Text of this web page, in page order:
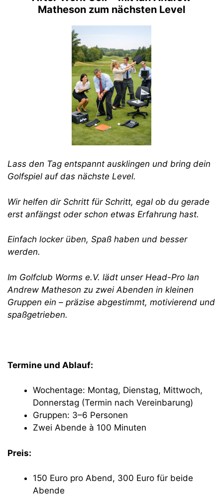
Matheson zum nächsten Level
Lass den Tag entspannt ausklingen und bring dein
Golfspiel auf das nächste Level.
Wir helfen dir Schritt für Schritt, egal ob du gerade
erst anfängst oder schon etwas Erfahrung hast.
Einfach locker üben, Spaß haben und besser
werden.
Im Golfclub Worms e.V. lädt unser Head-Pro Ian
Andrew Matheson zu zwei Abenden in kleinen
Gruppen ein – präzise abgestimmt, motivierend und
spaßgetrieben.
Termine und Ablauf:
Wochentage: Montag, Dienstag, Mittwoch,
Donnerstag (Termin nach Vereinbarung)
Gruppen: 3–6 Personen
Zwei Abende à 100 Minuten
Preis:
150 Euro pro Abend, 300 Euro für beide
Abende